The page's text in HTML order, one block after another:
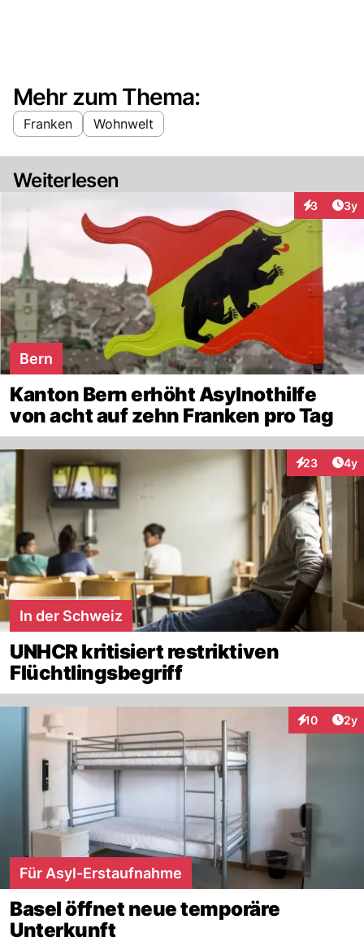
Mehr zum Thema:
Franken Wohnwelt
Weiterlesen
3 3y
Bern
Kanton Bern erhöht Asylnothilfe
von acht auf zehn Franken pro Tag
23
Interaktionen
4y
In der Schweiz
UNHCR kritisiert restriktiven
Flüchtlingsbegriff
10 2y
Für Asyl-Erstaufnahme
Basel öffnet neue temporäre
Unterkunft